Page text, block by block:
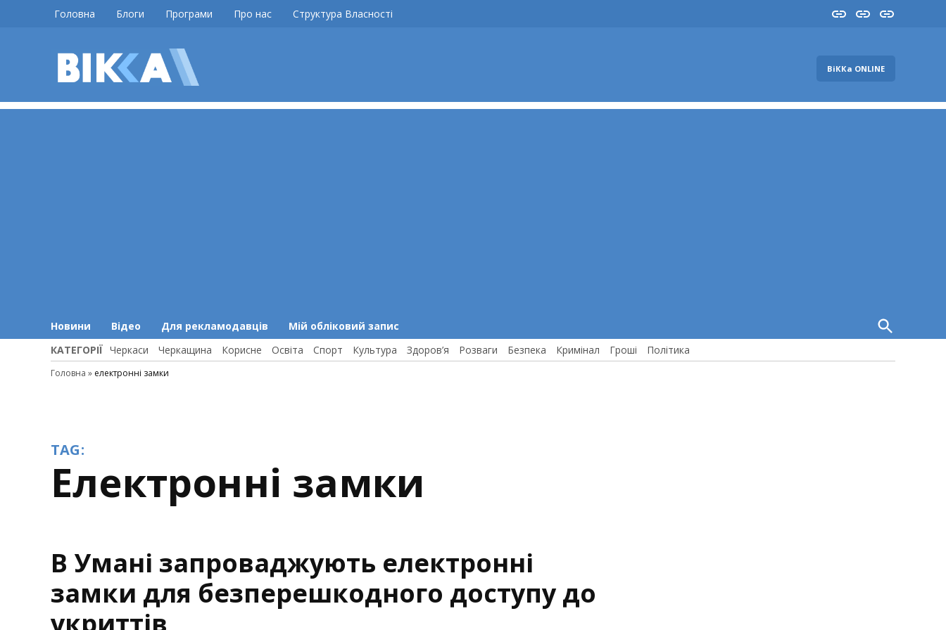
Головна Блоги Програми Про нас Структура Власності InstaYouTube
FB
ВіККа ONLINE
Новини Відео Для рекламодавців Мій обліковий запис
Open
Search
КАТЕГОРІЇ Черкаси Черкащина Корисне Освіта Спорт Культура Здоров’я Розваги Безпека Кримінал Гроші Політика
Головна » електронні замки
TAG:
електронні замки
В Умані запроваджують електронні
замки для безперешкодного доступу до